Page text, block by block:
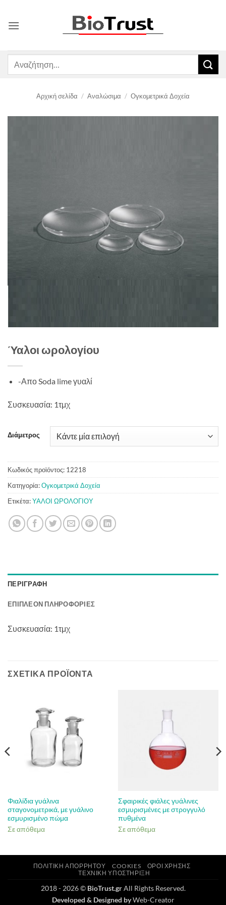
περιεχόμενο
Αναζήτηση
Αρχική σελίδα / Αναλώσιμα / Ογκομετρικά Δοχεία
Ύαλοι ωρολογίου
-Απο Soda lime γυαλί
Συσκευασία: 1τμχ
Διάμετρος
Κωδικός προϊόντος: 12218
Κατηγορία:Ογκομετρικά Δοχεία
Ετικέτα:ΥΑΛΟΙ ΩΡΟΛΟΓΙΟΥ
ΠΕΡΙΓΡΑΦΉ
ΕΠΙΠΛΈΟΝ ΠΛΗΡΟΦΟΡΊΕΣ
Συσκευασία: 1τμχ
ΣΧΕΤΙΚΆ ΠΡΟΪΌΝΤΑ
Φιαλίδια γυάλινα
σταγονομετρικά, με γυάλινο
εσμυρισμένο πώμα
Σε απόθεμα
Σφαιρικές φιάλες γυάλινες
εσμυρισμένες με στρογγυλό
πυθμένα
Σε απόθεμα
ΠΟΛΙΤΙΚΉ ΑΠΟΡΡΉΤΟΥ COOKIES
ΌΡΟΙ ΧΡΉΣΗΣ
ΤΕΧΝΙΚΉ ΥΠΟΣΤΉΡΙΞΗ
2018 - 2026 © BioTrust.grAll Rights Reserved.
Developed & Designed byWeb-Creator